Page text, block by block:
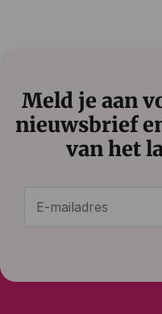
Meld je aan
nieuwsbrief
van het